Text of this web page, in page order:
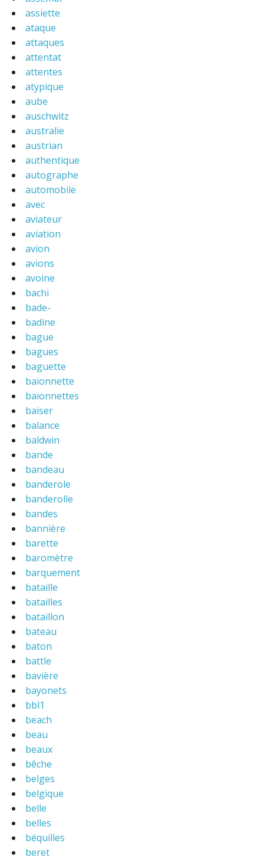
assiette
ataque
attaques
attentat
attentes
atypique
aube
auschwitz
australie
austrian
authentique
autographe
automobile
avec
aviateur
aviation
avion
avions
avoine
bachi
bade-
badine
bague
bagues
baguette
baionnette
baïonnettes
baiser
balance
baldwin
bande
bandeau
banderole
banderolle
bandes
bannière
barette
baromètre
barquement
bataille
batailles
bataillon
bateau
baton
battle
bavière
bayonets
bbl1
beach
beau
beaux
bêche
belges
belgique
belle
belles
béquilles
beret